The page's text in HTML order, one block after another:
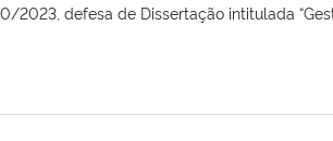
2023, defesa de Dissertação intitulada